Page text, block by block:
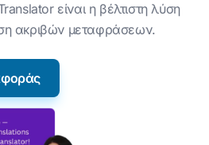
είναι η βέλτιστη λύση
ακριβών μεταφράσεων.